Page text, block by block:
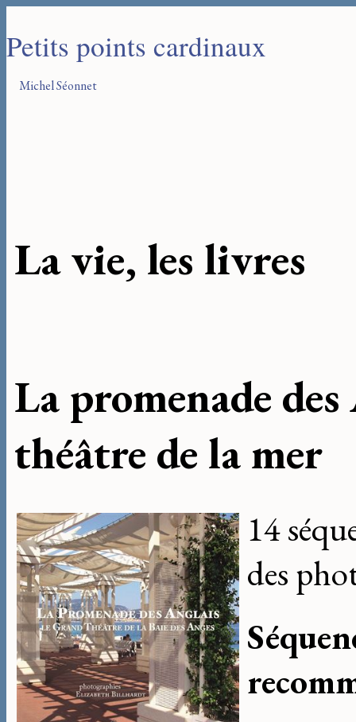
Petits points cardinaux
Michel Séonnet
La vie, les livres
La promenade
théâtre de la mer
14
des